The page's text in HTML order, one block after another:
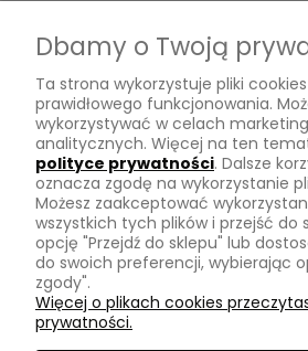
Płatności
Zwroty
Tu mnie znajdziesz
Kontakt
O mnie
Instagram
Na skróty
Dbamy o Twoją
Ta strona wykorzystuje pliki
prawidłowego funkcjonowania.
wykorzystywać w celach
analitycznych. Więcej na ten
polityce prywatności. Dalsze
oznacza zgodę na wykorzystanie
Możesz zaakceptować
wszystkich tych plików i przejść do
opcję "Przejdź do sklepu" lub
do swoich preferencji, wybierając
zgody".
Więcej o plikach cookies
prywatności.